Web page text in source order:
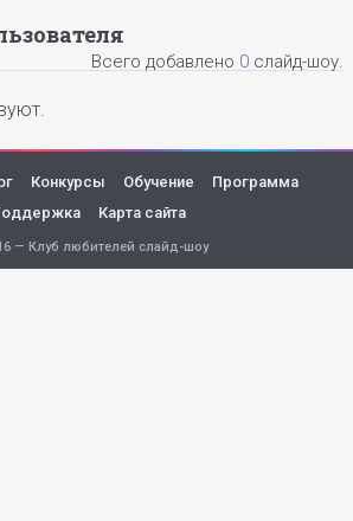
Всего добавлено 0 слайд-шоу.
Конкурсы Обучение
Программа
Карта сайта
— Клуб любителей слайд-шоу